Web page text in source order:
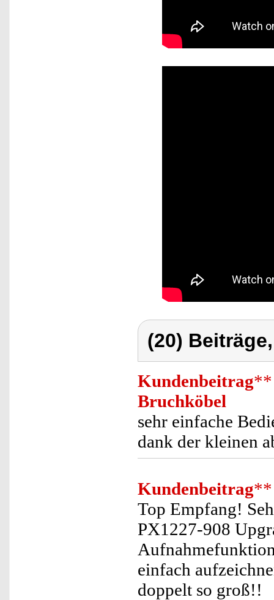
(20)
Kundenbeitrag**
Bruchköbel
sehr einfache
dank der kleinen
Kundenbeitrag**
Top Empfang!
PX1227-908
einfach
doppelt so groß!!